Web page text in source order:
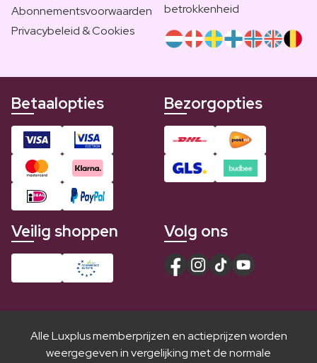
Abonnementsvoorwaarden
Privacybeleid & Cookies
betrokkenheid
Betaalopties Bezorgopties
Veilig shoppen Volg ons
Alle Luxplus memberprijzen en actieprijzen worden
weergegeven in vergelijking met de normale